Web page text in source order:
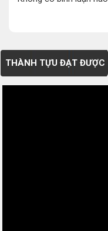
THÀNH TỰU ĐẠT ĐƯỢC